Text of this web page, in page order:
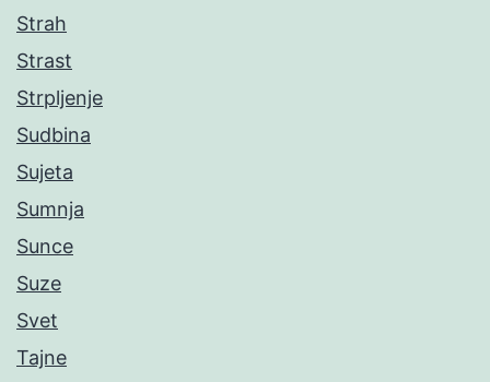
Strah
Strast
Strpljenje
Sudbina
Sujeta
Sumnja
Sunce
Suze
Svet
Tajne